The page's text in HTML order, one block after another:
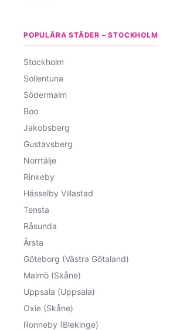
POPULÄRA STÄDER – STOCKHOLM
Stockholm
Sollentuna
Södermalm
Boo
Jakobsberg
Gustavsberg
Norrtälje
Rinkeby
Hässelby Villastad
Tensta
Råsunda
Årsta
Göteborg (Västra Götaland)
Malmö (Skåne)
Uppsala (Uppsala)
Oxie (Skåne)
Ronneby (Blekinge)